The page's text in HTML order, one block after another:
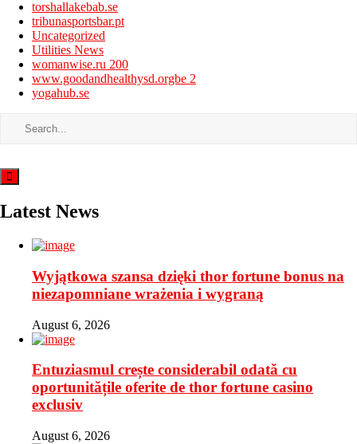
torshallakebab.se
tribunasportsbar.pt
Uncategorized
Utilities News
womanwise.ru 200
www.goodandhealthysd.orgbe 2
yogahub.se
Latest News
Wyjątkowa szansa dzięki thor fortune bonus na
niezapomniane wrażenia i wygraną
August 6, 2026
Entuziasmul crește considerabil odată cu
oportunitățile oferite de thor fortune casino
exclusiv
August 6, 2026